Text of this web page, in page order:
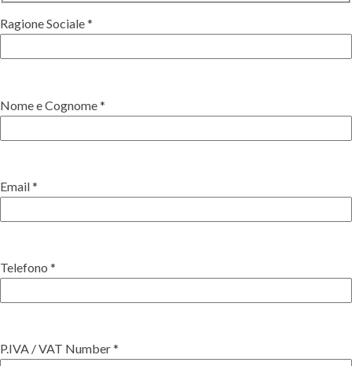
Ragione Sociale *
Nome e Cognome *
Email *
Telefono *
P.IVA / VAT Number *